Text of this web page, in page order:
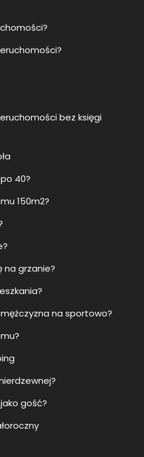
bez księgi
40?
150m2?
na grzanie?
na sportowo?
gość?